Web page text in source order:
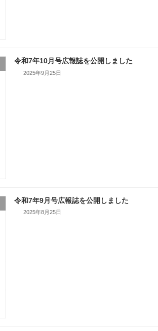
令和7年10月号広報誌を公開しました
2025年9月25日
令和7年9月号広報誌を公開しました
2025年8月25日